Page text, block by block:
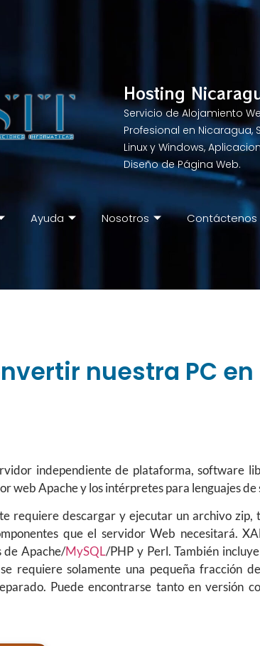
Hosting
Servicio de Alojamiento
Profesional en Nicaragua,
Linux y Windows,
Diseño de Página Web.
Ayuda Nosotros Contáctenos
nuestra PC
independiente de plataforma, software
web Apache y los intérpretes para lenguajes de
requiere descargar y ejecutar un archivo zip,
que el servidor Web necesitará.
de Apache/MySQL/PHP y Perl. También
requiere solamente una pequeña fracción
Puede encontrarse tanto en versión